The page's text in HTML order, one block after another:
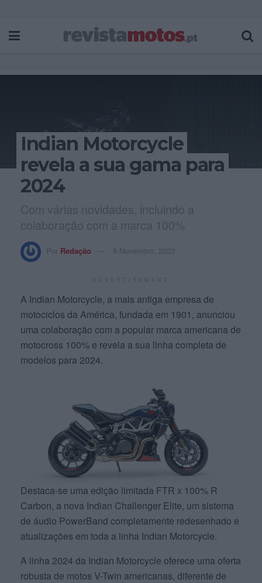
Indian Motorcycle
revela a sua gama para
2024
Com várias novidades, incluindo a
colaboração com a marca 100%
Por Redação 9 Novembro, 2023
A Indian Motorcycle, a mais antiga empresa de
motociclos da América, fundada em 1901, anunciou
uma colaboração com a popular marca americana de
motocross 100% e revela a sua linha completa de
modelos para 2024.
Destaca-se uma edição limitada FTR x 100% R
Carbon, a nova Indian Challenger Elite, um sistema
de áudio PowerBand completamente redesenhado e
atualizações em toda a linha Indian Motorcycle.
A linha 2024 da Indian Motorcycle oferece uma oferta
robusta de motos V-Twin americanas, diferente de